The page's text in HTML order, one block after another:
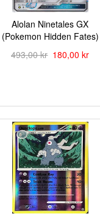
Alolan Ninetales GX
(Pokemon Hidden Fates)
493,00 kr 180,00 kr